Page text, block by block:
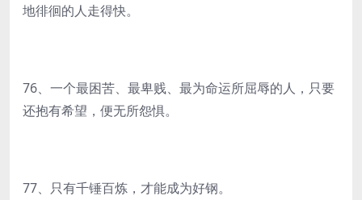
地徘徊的人走得快。
76、一个最困苦、最卑贱、最为命运所屈辱的人，只要
还抱有希望，便无所怨惧。
77、只有千锤百炼，才能成为好钢。